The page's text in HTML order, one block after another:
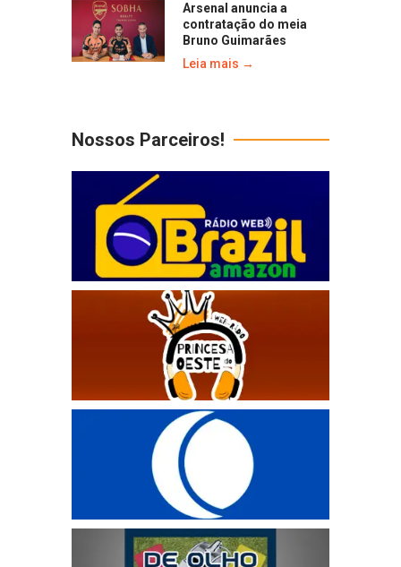
Arsenal anuncia a
contratação do meia
Bruno Guimarães
Leia mais →
Nossos Parceiros!